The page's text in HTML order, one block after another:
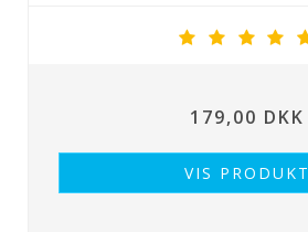
179,00 DKK
VIS PRODUKT